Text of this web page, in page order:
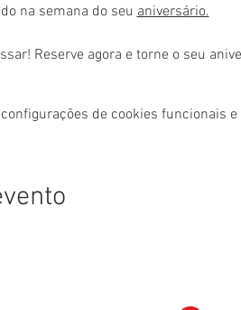
na semana do seu aniversário.
Reserve agora e torne o seu
de cookies funcionais